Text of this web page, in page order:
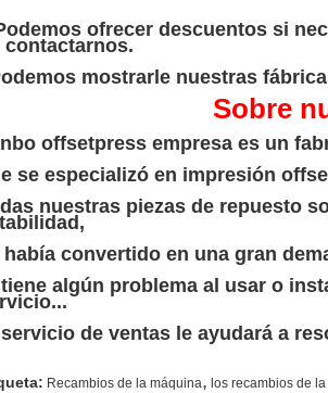
ofrecer descuentos si
contactarnos.
mostrarle nuestras
Sobre
offsetpress empresa es un
se especializó en impresión
nuestras piezas de repuesto
había convertido en una gran
algún problema al usar o
de ventas le ayudará a
Recambios de la máquina, los recambios de